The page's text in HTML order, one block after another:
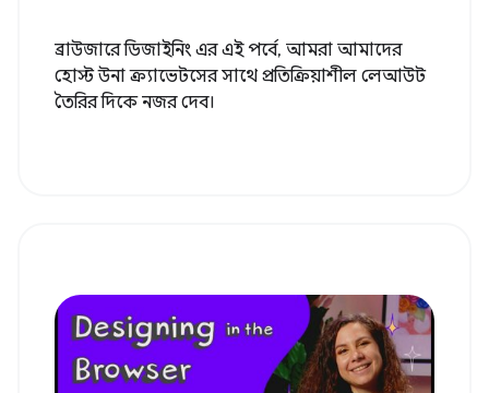
ব্রাউজারে ডিজাইনিং এর এই পর্বে, আমরা আমাদের
হোস্ট উনা ক্র্যাভেটসের সাথে প্রতিক্রিয়াশীল লেআউট
তৈরির দিকে নজর দেব।